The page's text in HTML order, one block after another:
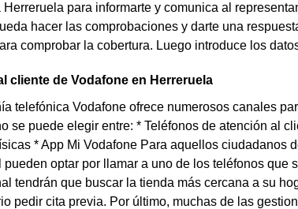
Herreruela para informarte y comunica al
hacer las comprobaciones y darte una
comprobar la cobertura. Luego introduce los
cliente de Vodafone en Herreruela
telefónica Vodafone ofrece numerosos canales
se puede elegir entre: * Teléfonos de atención al
* App Mi Vodafone Para aquellos ciudadanos
pueden optar por llamar a uno de los teléfonos
tendrán que buscar la tienda más cercana a su
pedir cita previa. Por último, muchas de las